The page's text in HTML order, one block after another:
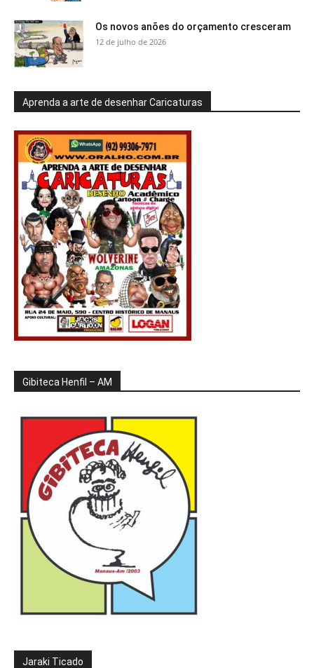
Os novos anões do orçamento cresceram
12 de julho de 2026
Aprenda a arte de desenhar Caricaturas
Gibiteca Henfil – AM
Jaraki Ticado